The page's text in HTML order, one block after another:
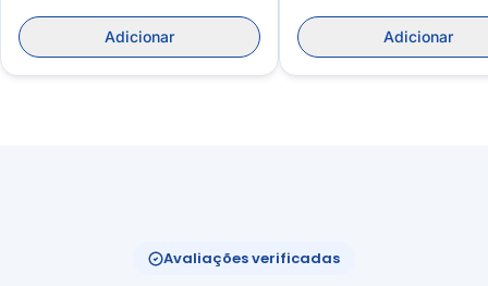
Adicionar Adicionar
Avaliações verificadas